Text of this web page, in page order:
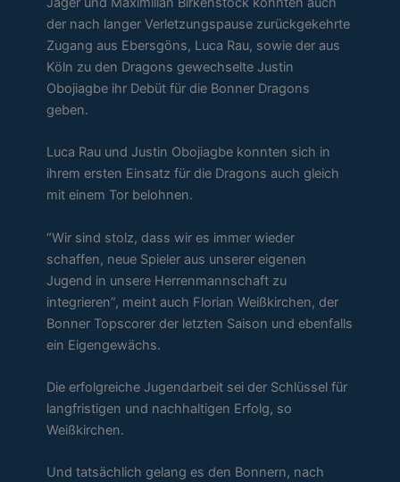
der nach langer Verletzungspause zurückgekehrte
Zugang aus Ebersgöns, Luca Rau, sowie der aus
Köln zu den Dragons gewechselte Justin
Obojiagbe ihr Debüt für die Bonner Dragons
geben.
Luca Rau und Justin Obojiagbe konnten sich in
ihrem ersten Einsatz für die Dragons auch gleich
mit einem Tor belohnen.
“Wir sind stolz, dass wir es immer wieder
schaffen, neue Spieler aus unserer eigenen
Jugend in unsere Herrenmannschaft zu
integrieren”, meint auch Florian Weißkirchen, der
Bonner Topscorer der letzten Saison und ebenfalls
ein Eigengewächs.
Die erfolgreiche Jugendarbeit sei der Schlüssel für
langfristigen und nachhaltigen Erfolg, so
Weißkirchen.
Und tatsächlich gelang es den Bonnern, nach